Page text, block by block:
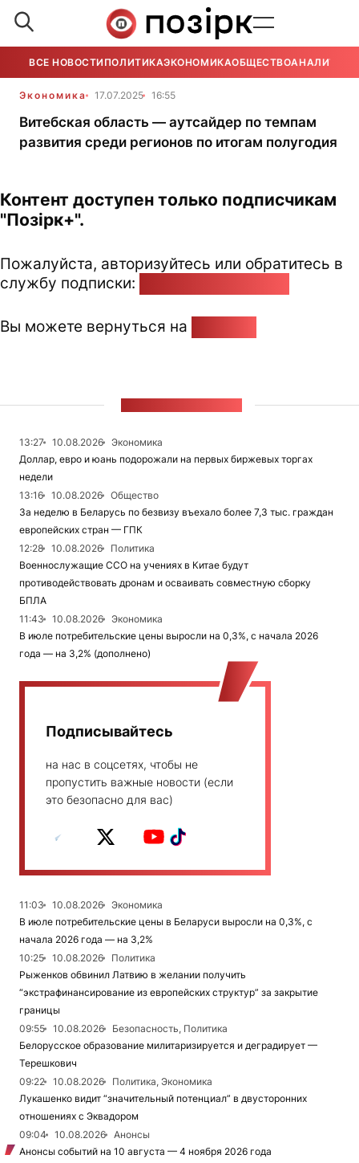
ВСЕ НОВОСТИ ПОЛИТИКАЭКОНОМИКАОБЩЕСТВОАНАЛИТИКА
Экономика 17.07.2025 16:55
Витебская область — аутсайдер по темпам
развития среди регионов по итогам полугодия
Контент доступен только подписчикам
"Позірк+".
Пожалуйста, авторизуйтесь или обратитесь в
службу подписки:
Вы можете вернуться на
13:27 10.08.2026
Экономика
Доллар, евро и юань подорожали на первых биржевых торгах
недели
13:16
10.08.2026
Общество
За неделю в Беларусь по безвизу въехало более 7,3 тыс. граждан
европейских стран — ГПК
12:28
10.08.2026
Политика
Военнослужащие ССО на учениях в Китае будут
противодействовать дронам и осваивать совместную сборку
БПЛА
11:43
10.08.2026
Экономика
В июле потребительские цены выросли на 0,3%, с начала 2026
года — на 3,2% (дополнено)
Подписывайтесь
на нас в соцсетях, чтобы не
пропустить важные новости (если
это безопасно для вас)
11:03 10.08.2026
Экономика
В июле потребительские цены в Беларуси выросли на 0,3%, с
начала 2026 года — на 3,2%
10:25
10.08.2026
Политика
Рыженков обвинил Латвию в желании получить
“экстрафинансирование из европейских структур” за закрытие
границы
09:55
10.08.2026
Безопасность, Политика
Белорусское образование милитаризируется и деградирует —
Терешкович
09:22
10.08.2026
Политика, Экономика
Лукашенко видит “значительный потенциал” в двусторонних
отношениях с Эквадором
09:04
10.08.2026
Анонсы
Анонсы событий на 10 августа — 4 ноября 2026 года